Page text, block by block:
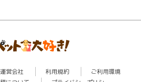
運営会社 利用規約
ご利用環境